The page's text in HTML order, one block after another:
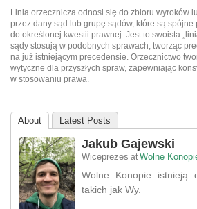
Linia orzecznicza odnosi się do zbioru wyroków
przez dany sąd lub grupę sądów, które są
do określonej kwestii prawnej. Jest to swoista
sądy stosują w podobnych sprawach, tworząc
na już istniejącym precedensie. Orzecznictwo
wytyczne dla przyszłych spraw, zapewniając
w stosowaniu prawa.
About Latest Posts
Jakub Gajewski
Wiceprezes at Wolne
Wolne Konopie istnieją
takich jak Wy.